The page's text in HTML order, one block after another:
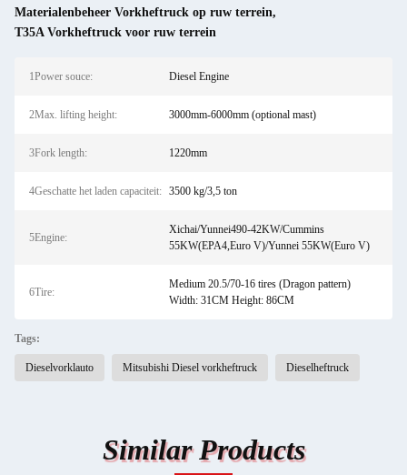
Materialenbeheer Vorkheftruck op ruw terrein,
T35A Vorkheftruck voor ruw terrein
1Power souce: Diesel Engine
2Max. lifting height: 3000mm-6000mm (optional mast)
3Fork length: 1220mm
4Geschatte het laden capaciteit: 3500 kg/3,5 ton
5Engine:
Xichai/Yunnei490-42KW/Cummins
55KW(EPA4,Euro V)/Yunnei 55KW(Euro V)
6Tire:
Medium 20.5/70-16 tires (Dragon pattern)
Width: 31CM Height: 86CM
Tags:
Dieselvorklauto Mitsubishi Diesel vorkheftruck Dieselheftruck
Similar Products